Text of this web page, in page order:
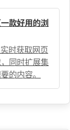
款好用的浏
时获取网页
同时扩展集
的内容。